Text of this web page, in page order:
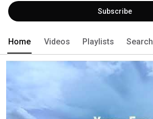
Subscribe
Home Videos Playlists Search